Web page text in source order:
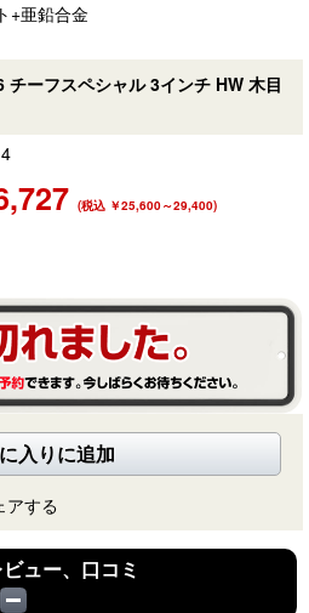
+亜鉛合金
ーフスペシャル 3インチ HW 木目
(税込 ￥25,600～29,400)
入りに追加
アする
ュー、口コミ